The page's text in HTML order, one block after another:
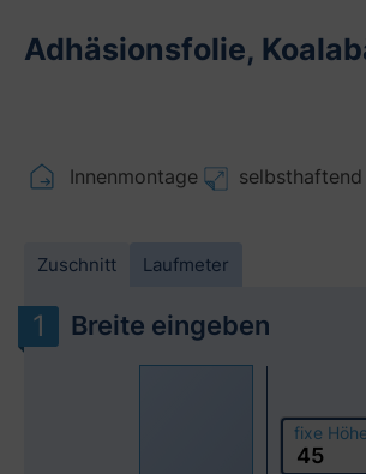
Adhäsionsfolie,
Innenmontage selbsthaftend
Zuschnitt Laufmeter
Breite eingeben
fixe Höhe